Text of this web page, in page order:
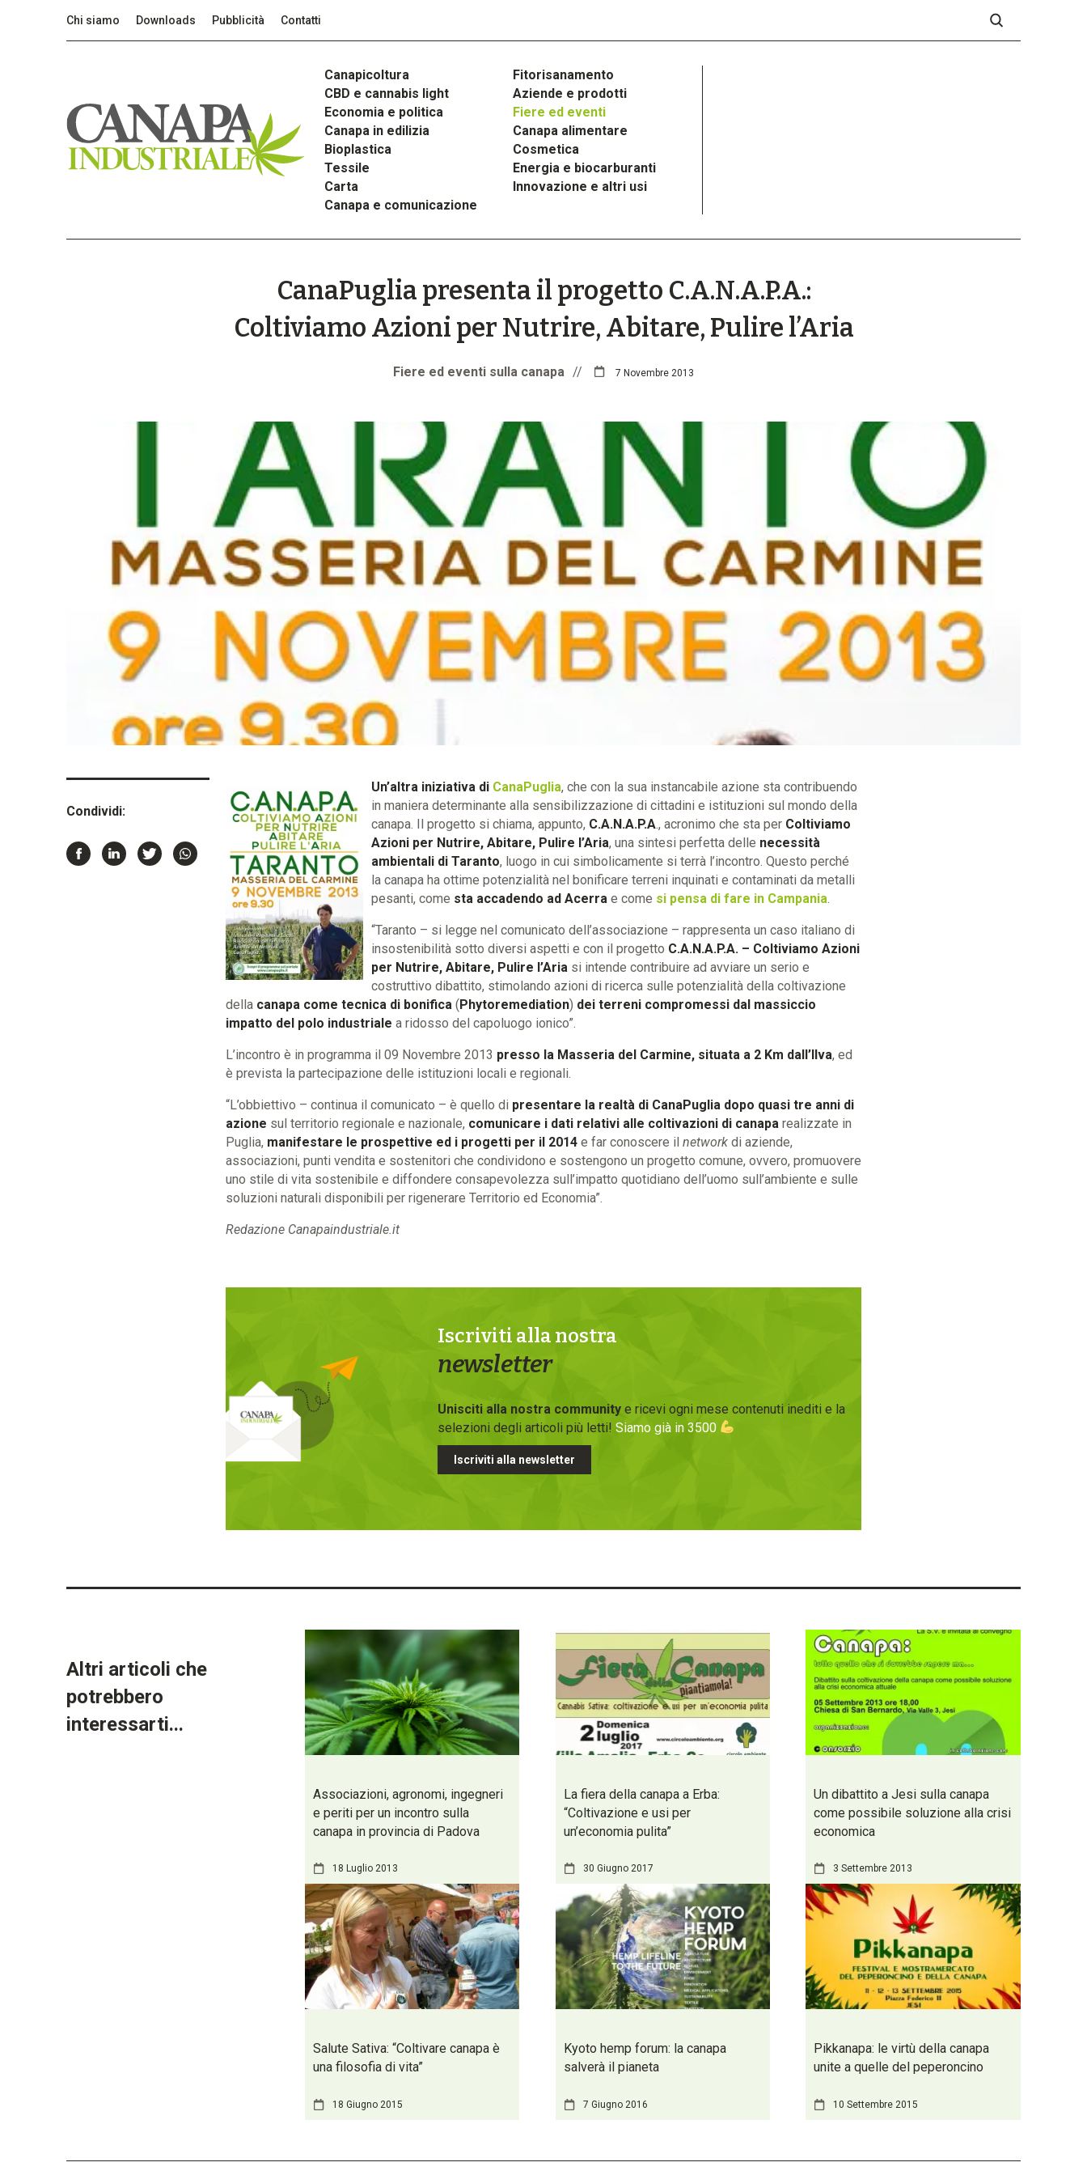
Chi siamo Downloads Pubblicità Contatti
Canapicoltura
Fitorisanamento
CBD e cannabis light
Aziende e prodotti
Economia e politica
Fiere ed eventi
Canapa in edilizia
Canapa alimentare
Bioplastica
Cosmetica
Tessile
Energia e biocarburanti
Carta
Innovazione e altri usi
Canapa e comunicazione
CanaPuglia presenta il progetto C.A.N.A.P.A.:
Coltiviamo Azioni per Nutrire, Abitare, Pulire l’Aria
Fiere ed eventi sulla canapa // 7 Novembre 2013
Condividi:
Un’altra iniziativa di CanaPuglia, che con la sua instancabile azione sta contribuendo
in maniera determinante alla sensibilizzazione di cittadini e istituzioni sul mondo della
canapa. Il progetto si chiama, appunto, C.A.N.A.P.A., acronimo che sta per Coltiviamo
Azioni per Nutrire, Abitare, Pulire l’Aria, una sintesi perfetta delle necessità
ambientali di Taranto, luogo in cui simbolicamente si terrà l’incontro. Questo perché
la canapa ha ottime potenzialità nel bonificare terreni inquinati e contaminati da metalli
pesanti, come sta accadendo ad Acerrae come si pensa di fare in Campania.
“Taranto – si legge nel comunicato dell’associazione – rappresenta un caso italiano di
insostenibilità sotto diversi aspetti e con il progetto C.A.N.A.P.A. – Coltiviamo Azioni
per Nutrire, Abitare, Pulire l’Ariasi intende contribuire ad avviare un serio e
costruttivo dibattito, stimolando azioni di ricerca sulle potenzialità della coltivazione
della canapa come tecnica di bonifica(Phytoremediation) dei terreni compromessi dal massiccio
impatto del polo industriale a ridosso del capoluogo ionico”.
L’incontro è in programma il 09 Novembre 2013 presso la Masseria del Carmine, situata a 2 Km dall’Ilva, ed
è prevista la partecipazione delle istituzioni locali e regionali.
“L’obbiettivo – continua il comunicato – è quello di presentare la realtà di CanaPuglia dopo quasi tre anni di
azione sul territorio regionale e nazionale, comunicare i dati relativi alle coltivazioni di canaparealizzate in
Puglia, manifestare le prospettive ed i progetti per il 2014e far conoscere il networkdi aziende,
associazioni, punti vendita e sostenitori che condividono e sostengono un progetto comune, ovvero, promuovere
uno stile di vita sostenibile e diffondere consapevolezza sull’impatto quotidiano dell’uomo sull’ambiente e sulle
soluzioni naturali disponibili per rigenerare Territorio ed Economia”.
Redazione Canapaindustriale.it
Iscriviti alla nostra
newsletter
Unisciti alla nostra communitye ricevi ogni mese contenuti inediti e la
selezioni degli articoli più letti! Siamo già in 3500
Iscriviti alla newsletter
Altri articoli che
potrebbero
interessarti...
Associazioni, agronomi, ingegneri
e periti per un incontro sulla
canapa in provincia di Padova
18 Luglio 2013
La fiera della canapa a Erba:
“Coltivazione e usi per
un’economia pulita”
30 Giugno 2017
Un dibattito a Jesi sulla canapa
come possibile soluzione alla crisi
economica
3 Settembre 2013
Salute Sativa: “Coltivare canapa è
una filosofia di vita”
18 Giugno 2015
Kyoto hemp forum: la canapa
salverà il pianeta
7 Giugno 2016
Pikkanapa: le virtù della canapa
unite a quelle del peperoncino
10 Settembre 2015